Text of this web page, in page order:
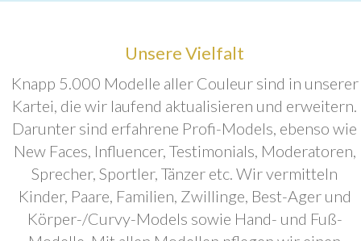
Unsere Vielfalt
Knapp 5.000 Modelle aller Couleur sind in unserer
Kartei, die wir laufend aktualisieren und erweitern.
Darunter sind erfahrene Profi-Models, ebenso wie
New Faces, Influencer, Testimonials, Moderatoren,
Sprecher, Sportler, Tänzer etc. Wir vermitteln
Kinder, Paare, Familien, Zwillinge, Best-Ager und
Körper-/Curvy-Models sowie Hand- und Fuß-